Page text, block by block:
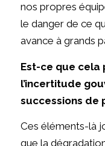
nos propres
le danger de ce
avance à grands
Est-ce que cela
l’incertitude
successions de
Ces éléments-là
que la